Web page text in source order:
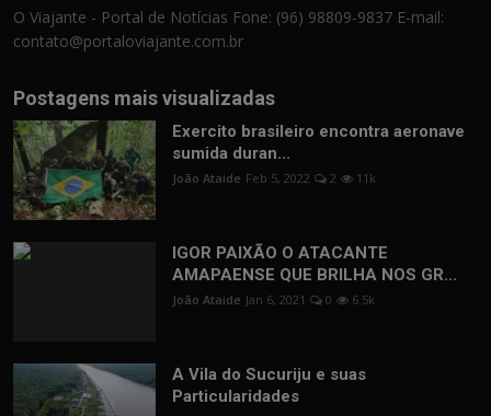
O Viajante - Portal de Notícias Fone: (96) 98809-9837 E-mail:
contato@portaloviajante.com.br
Postagens mais visualizadas
Exercito brasileiro encontra aeronave
sumida duran...
João Ataide Feb 5, 2022 2 11k
IGOR PAIXÃO O ATACANTE
AMAPAENSE QUE BRILHA NOS GR...
João Ataide Jan 6, 2021 0 6.5k
A Vila do Sucuriju e suas
Particularidades